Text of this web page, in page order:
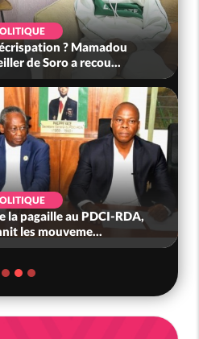
? Mamadou
de Soro a recou...
la pagaille au PDCI-RDA,
les mouveme...